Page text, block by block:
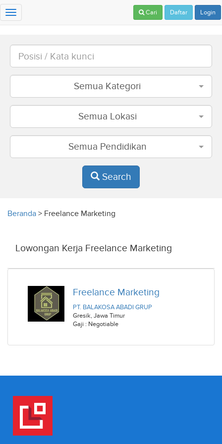
Toggle
Cari Daftar Login
Semua Kategori
Semua Lokasi
Semua Pendidikan
Search
Beranda > Freelance Marketing
Lowongan Kerja Freelance Marketing
Freelance Marketing
PT. BALAKOSA ABADI GRUP
Gresik, Jawa Timur
Gaji : Negotiable